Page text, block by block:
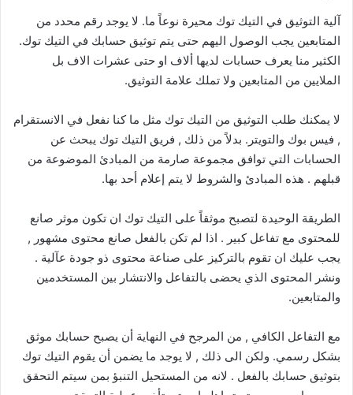
آلية التوثيق في التيك توك محيرة نوعاً ما. لا يوجد رقم محدد من
المتابعين يجب الوصول اليهم حتى يتم توثيق حسابك في التيك توك.
الكثير منا يعرف حسابات لديها ألاف او حتى عشرات الاف بل
الملايين من المتابعين ولا تملك علامة التوثيق.
لا يمكنك طلب التوثيق من التيك توك مثل ما كنا نفعل في الانستقرام
, فيس بوك والتويتر. بدلاً من ذلك , فريق التيك توك يبحث عن
الحسابات التي توافق مجموعة صارمة من المبادئ الموضوعة من
قبلهم . هذه المبادئ والشروط لا يتم إعلام أحد بها.
الطريقة الوحيدة لتصبح موثقاً على التيك توك ان تكون موثر صانع
للمحتوى مع تفاعل كبير . اذا لم تكن بالفعل صانع محتوى مشهور ,
يجب عليك ان تقوم بالتركيز على صناعة محتوى ذو جودة عآلية .
ونشر المحتوى الذي يحضى بالتفاعل والانتشار بين المستخدمين
والمتابعين.
مع التفاعل الكافي , من المرجح في النهاية أن يصبح حسابك موثق
بشكل رسمي. ولكن الى ذلك , لا يوجد ما يضمن أن يقوم التيك توك
بتوثيق حسابك بالفعل . لانه من المستحيل التنبؤ بمن سيتم التحقق